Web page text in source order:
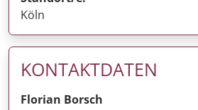
Köln
KONTAKTDATEN
Florian Borsch